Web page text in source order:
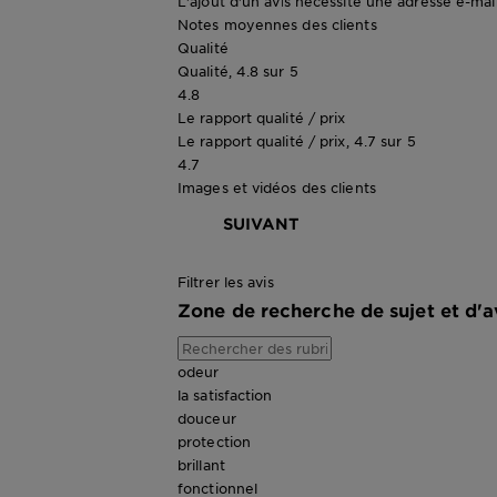
Notes moyennes des clients
Qualité
Qualité, 4.8 sur 5
4.8
Le rapport qualité / prix
Le rapport qualité / prix, 4.7 sur 5
4.7
Images et vidéos des clients
SUIVANT
Filtrer les avis
Zone de recherche de sujet et
odeur
la satisfaction
douceur
protection
brillant
fonctionnel